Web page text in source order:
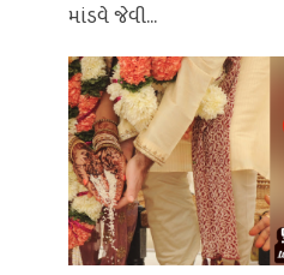
માંડવે જેવી...